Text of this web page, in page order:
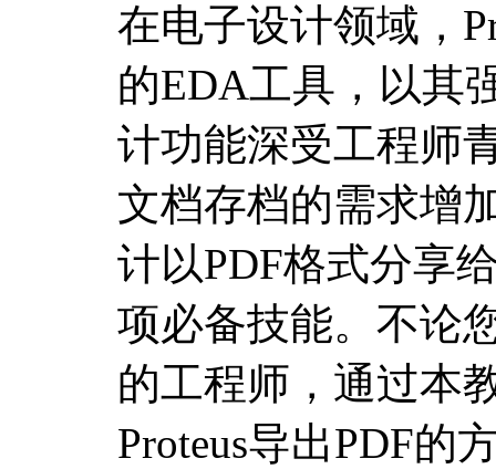
在电子设计领域，
的EDA工具，以其
计功能深受工程师
文档存档的需求增
计以PDF格式分享
项必备技能。不论
的工程师，通过本
Proteus导出PDF的